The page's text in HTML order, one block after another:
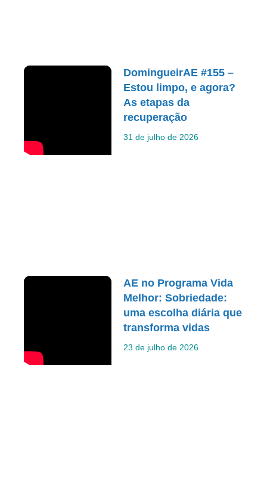
DomingueirAE #155 –
Estou limpo, e agora?
As etapas da
recuperação
31 de julho de 2026
AE no Programa Vida
Melhor: Sobriedade:
uma escolha diária que
transforma vidas
23 de julho de 2026